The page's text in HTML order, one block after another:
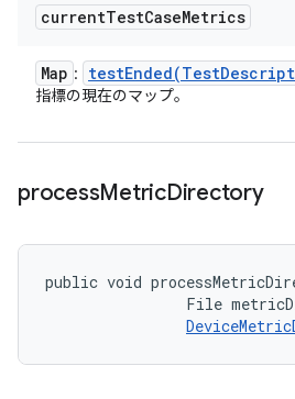
currentTestCaseMetrics
Map : testEnded(Test
指標の現在のマップ。
processMetricDirectory
public void
File